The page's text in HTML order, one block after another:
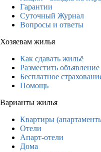
Гарантии
Суточный Журнал
Вопросы и ответы
Хозяевам жилья
Как сдавать жильё
Разместить объявление
Бесплатное
Помощь
Варианты жилья
Квартиры
Отели
Апарт-отели
Дома